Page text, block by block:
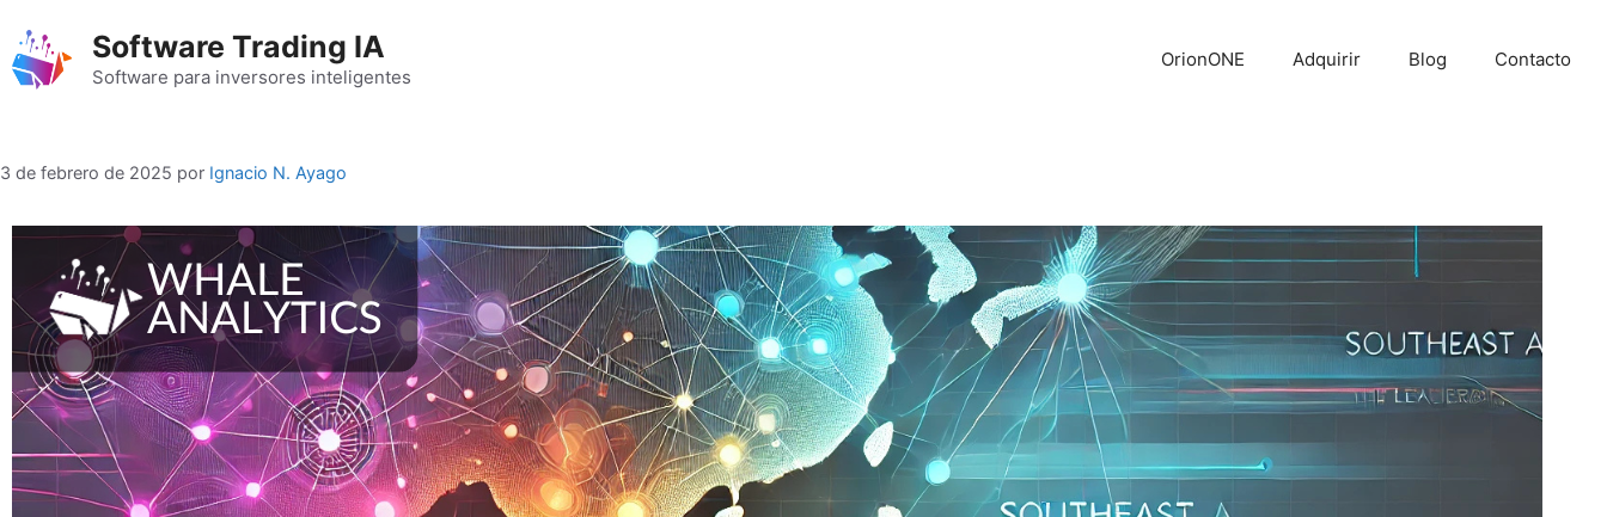
contenido
Software Trading IA
Software para inversores inteligentes
OrionONE Adquirir Blog Contacto
3 de febrero de 2025 por Ignacio N. Ayago